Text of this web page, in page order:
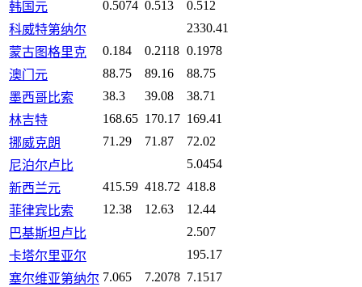
韩国元 0.5074 0.513
0.512
科威特第纳尔
2330.41
蒙古图格里克
0.184 0.2118 0.1978
澳门元
88.75 89.16
88.75
墨西哥比索
38.3 39.08
38.71
林吉特
168.65 170.17 169.41
挪威克朗
71.29 71.87
72.02
尼泊尔卢比
5.0454
新西兰元
415.59 418.72 418.8
菲律宾比索
12.38 12.63
12.44
巴基斯坦卢比
2.507
卡塔尔里亚尔
195.17
塞尔维亚第纳尔 7.065 7.2078 7.1517